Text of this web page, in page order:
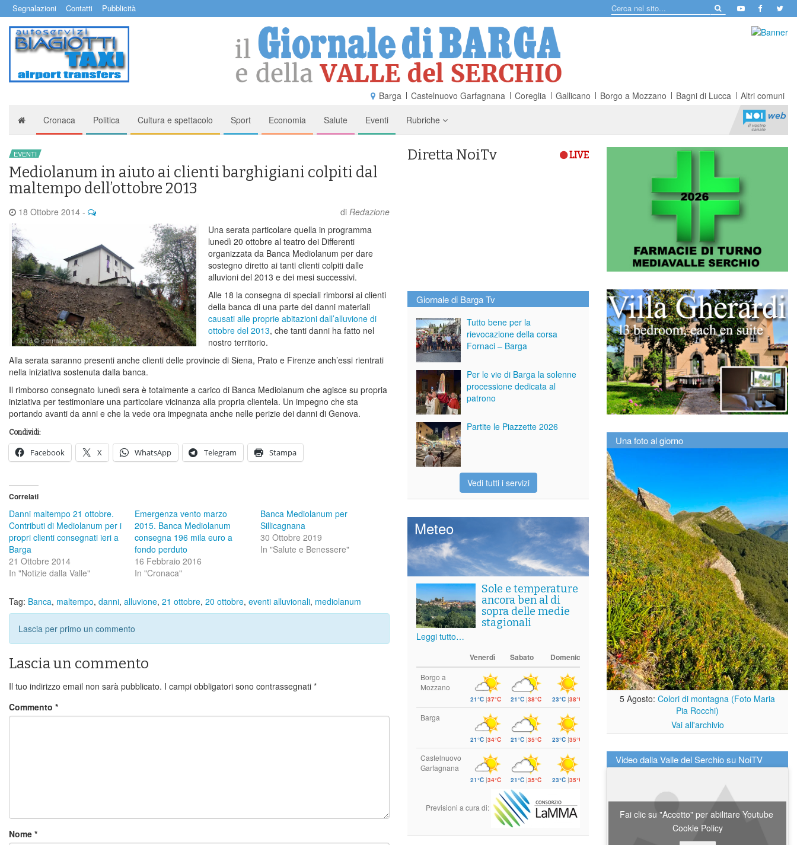
Segnalazioni Contatti Pubblicità
Barga Castelnuovo Garfagnana Coreglia Gallicano Borgo a Mozzano Bagni di Lucca Altri comuni
Cronaca Politica Cultura e spettacolo Sport Economia Salute Eventi Rubriche
EVENTI
Mediolanum in aiuto ai clienti barghigiani colpiti dal
maltempo dell’ottobre 2013
18 Ottobre 2014 - di Redazione
Una serata particolare quella in programma
lunedì 20 ottobre al teatro dei Differenti
organizzata da Banca Mediolanum per dare
sostegno diretto ai tanti clienti colpiti dalle
alluvioni del 2013 e dei mesi successivi.
Alle 18 la consegna di speciali rimborsi ai clienti
della banca di una parte dei danni materiali
causati alle proprie abitazioni dall’alluvione di
ottobre del 2013, che tanti danni ha fatto nel
nostro territorio.
Alla serata saranno presenti anche clienti delle provincie di Siena, Prato e Firenze anch’essi rientrati
nella iniziativa sostenuta dalla banca.
Il rimborso consegnato lunedì sera è totalmente a carico di Banca Mediolanum che agisce su propria
iniziativa per testimoniare una particolare vicinanza alla propria clientela. Un impegno che sta
portando avanti da anni e che la vede ora impegnata anche nelle perizie dei danni di Genova.
Condividi:
Facebook X WhatsApp Telegram Stampa
Correlati
Danni maltempo 21 ottobre.
Contributi di Mediolanum per i
propri clienti consegnati ieri a
Barga
21 Ottobre 2014
In "Notizie dalla Valle"
Emergenza vento marzo
2015. Banca Mediolanum
consegna 196 mila euro a
fondo perduto
16 Febbraio 2016
In "Cronaca"
Banca Mediolanum per
Sillicagnana
30 Ottobre 2019
In "Salute e Benessere"
Tag: Banca, maltempo, danni, alluvione, 21 ottobre, 20 ottobre, eventi alluvionali, mediolanum
Lascia per primo un commento
Lascia un commento
Il tuo indirizzo email non sarà pubblicato. I campi obbligatori sono contrassegnati *
Commento *
Nome *
Diretta NoiTv LIVE
Giornale di Barga Tv
Tutto bene per la
rievocazione della corsa
Fornaci – Barga
Per le vie di Barga la solenne
processione dedicata al
patrono
Partite le Piazzette 2026
Vedi tutti i servizi
Meteo
Sole e temperature
ancora ben al di
sopra delle medie
stagionali
Leggi tutto…
Venerdì Sabato Domenica
Borgo a
Mozzano
21°C |37°C 21°C |38°C 23°C |38°C
Barga
21°C |34°C 21°C |35°C 23°C |35°C
Castelnuovo
Garfagnana
21°C |34°C 21°C |35°C 23°C |35°C
Previsioni a cura di:
Una foto al giorno
5 Agosto: Colori di montagna (Foto Maria
Pia Rocchi)
Vai all'archivio
Video dalla Valle del Serchio su NoiTV
Fai clic su "Accetto" per abilitare Youtube
Cookie Policy